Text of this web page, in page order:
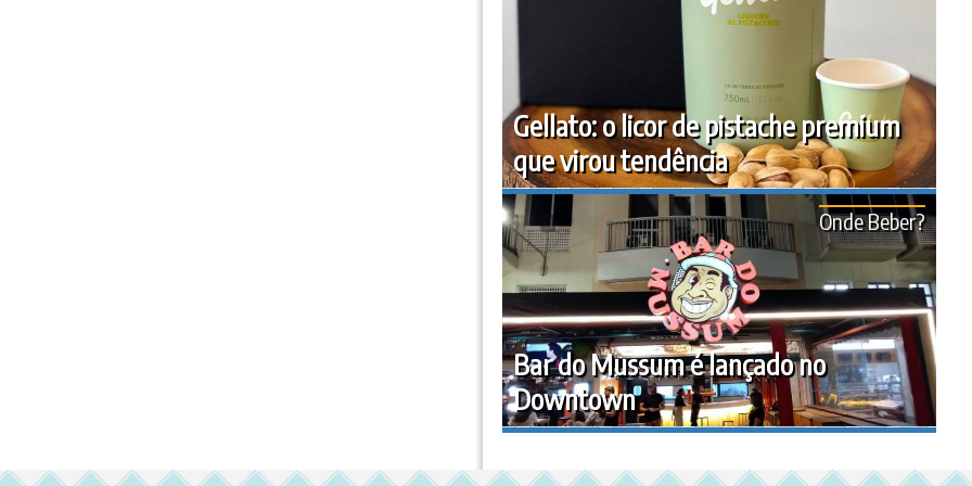
Gellato: o licor de pistache premium
que virou tendência
Bar do Mussum é lançado no
Downtown
Onde Beber?